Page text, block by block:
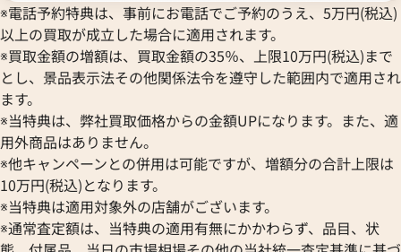
※電話予約特典は、事前にお電話でご予約のうえ、5万円(税込)
以上の買取が成立した場合に適用されます。
※買取金額の増額は、買取金額の35％、上限10万円(税込)まで
とし、景品表示法その他関係法令を遵守した範囲内で適用され
ます。
※当特典は、弊社買取価格からの金額UPになります。また、適
用外商品はありません。
※他キャンペーンとの併用は可能ですが、増額分の合計上限は
10万円(税込)となります。
※当特典は適用対象外の店舗がございます。
※通常査定額は、当特典の適用有無にかかわらず、品目、状